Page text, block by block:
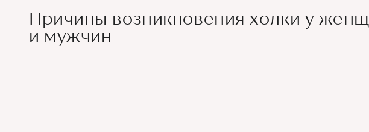
Причины возникновения холки у
и мужчин